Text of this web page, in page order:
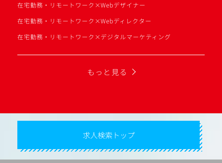
在宅勤務・リモートワーク×Webデザイナー
在宅勤務・リモートワーク×Webディレクター
在宅勤務・リモートワーク×デジタルマーケティング
もっと見る
求人検索トップ